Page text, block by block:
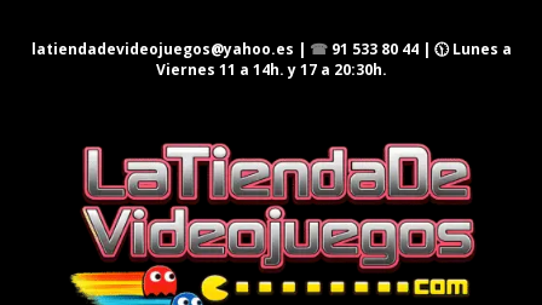
latiendadevideojuegos@yahoo.es | ☎ 91 533 80 44| 🕦 Lunes a
Viernes 11 a 14h. y 17 a 20:30h.